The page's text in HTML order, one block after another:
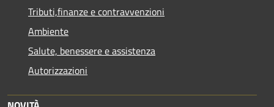
Tributi,finanze e contravvenzioni
Ambiente
Salute, benessere e assistenza
Autorizzazioni